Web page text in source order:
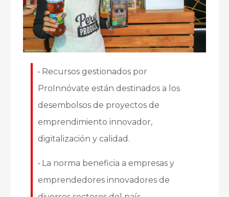
• Recursos gestionados por
ProInnóvate están destinados a los
desembolsos de proyectos de
emprendimiento innovador,
digitalización y calidad.
• La norma beneficia a empresas y
emprendedores innovadores de